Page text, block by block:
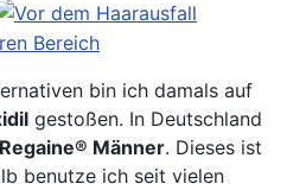
bin ich damals auf
gestoßen. In Deutschland
Regaine® Männer. Dieses ist
benutze ich seit vielen